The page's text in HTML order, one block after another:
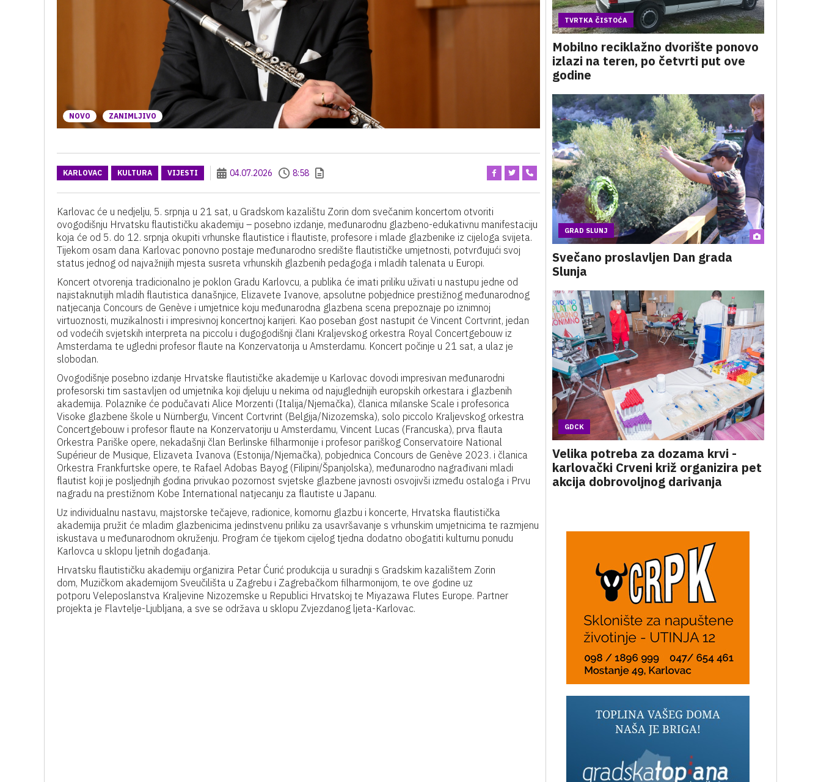
NOVO ZANIMLJIVO
KARLOVAC KULTURA VIJESTI 04.07.2026 8:58
Karlovac će u nedjelju, 5. srpnja u 21 sat, u Gradskom kazalištu Zorin dom svečanim koncertom otvoriti
ovogodišnju Hrvatsku flautističku akademiju – posebno izdanje, međunarodnu glazbeno-edukativnu manifestaciju
koja će od 5. do 12. srpnja okupiti vrhunske flautistice i flautiste, profesore i mlade glazbenike iz cijeloga svijeta.
Tijekom osam dana Karlovac ponovno postaje međunarodno središte flautističke umjetnosti, potvrđujući svoj
status jednog od najvažnijih mjesta susreta vrhunskih glazbenih pedagoga i mladih talenata u Europi.
Koncert otvorenja tradicionalno je poklon Gradu Karlovcu, a publika će imati priliku uživati u nastupu jedne od
najistaknutijih mladih flautistica današnjice, Elizavete Ivanove, apsolutne pobjednice prestižnog međunarodnog
natjecanja Concours de Genève i umjetnice koju međunarodna glazbena scena prepoznaje po iznimnoj
virtuoznosti, muzikalnosti i impresivnoj koncertnoj karijeri. Kao poseban gost nastupit će Vincent Cortvrint, jedan
od vodećih svjetskih interpreta na piccolu i dugogodišnji člani Kraljevskog orkestra Royal Concertgebouw iz
Amsterdama te ugledni profesor flaute na Konzervatorija u Amsterdamu. Koncert počinje u 21 sat, a ulaz je
slobodan.
Ovogodišnje posebno izdanje Hrvatske flautističke akademije u Karlovac dovodi impresivan međunarodni
profesorski tim sastavljen od umjetnika koji djeluju u nekima od najuglednijih europskih orkestara i glazbenih
akademija. Polaznike će podučavati Alice Morzenti (Italija/Njemačka), članica milanske Scale i profesorica
Visoke glazbene škole u Nürnbergu, Vincent Cortvrint (Belgija/Nizozemska), solo piccolo Kraljevskog orkestra
Concertgebouw i profesor flaute na Konzervatoriju u Amsterdamu, Vincent Lucas (Francuska), prva flauta
Orkestra Pariške opere, nekadašnji član Berlinske filharmonije i profesor pariškog Conservatoire National
Supérieur de Musique, Elizaveta Ivanova (Estonija/Njemačka), pobjednica Concours de Genève 2023. i članica
Orkestra Frankfurtske opere, te Rafael Adobas Bayog (Filipini/Španjolska), međunarodno nagrađivani mladi
flautist koji je posljednjih godina privukao pozornost svjetske glazbene javnosti osvojivši između ostaloga i Prvu
nagradu na prestižnom Kobe International natjecanju za flautiste u Japanu.
Uz individualnu nastavu, majstorske tečajeve, radionice, komornu glazbu i koncerte, Hrvatska flautistička
akademija pružit će mladim glazbenicima jedinstvenu priliku za usavršavanje s vrhunskim umjetnicima te razmjenu
iskustava u međunarodnom okruženju. Program će tijekom cijelog tjedna dodatno obogatiti kulturnu ponudu
Karlovca u sklopu ljetnih događanja.
Hrvatsku flautističku akademiju organizira Petar Ćurić produkcija u suradnji s Gradskim kazalištem Zorin
dom, Muzičkom akademijom Sveučilišta u Zagrebu i Zagrebačkom filharmonijom, te ove godine uz
potporu Veleposlanstva Kraljevine Nizozemske u Republici Hrvatskoj te Miyazawa Flutes Europe. Partner
projekta je Flavtelje-Ljubljana, a sve se održava u sklopu Zvjezdanog ljeta-Karlovac.
TVRTKA ČISTOĆA
Mobilno reciklažno dvorište ponovo
izlazi na teren, po četvrti put ove
godine
GRAD SLUNJ
Svečano proslavljen Dan grada
Slunja
GDCK
Velika potreba za dozama krvi -
karlovački Crveni križ organizira pet
akcija dobrovoljnog darivanja